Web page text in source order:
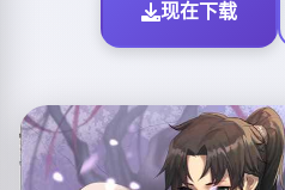
现在下载